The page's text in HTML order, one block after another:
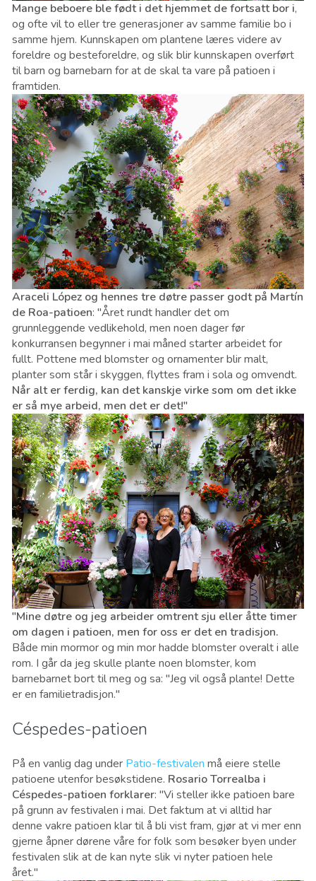
Mange beboere ble født i det hjemmet de fortsatt bor i,
og ofte vil to eller tre generasjoner av samme familie bo i
samme hjem. Kunnskapen om plantene læres videre av
foreldre og besteforeldre, og slik blir kunnskapen overført
til barn og barnebarn for at de skal ta vare på patioen i
framtiden.
Araceli López og hennes tre døtre passer godt på Martín
de Roa-patioen: "Året rundt handler det om
grunnleggende vedlikehold, men noen dager før
konkurransen begynner i mai måned starter arbeidet for
fullt. Pottene med blomster og ornamenter blir malt,
planter som står i skyggen, flyttes fram i sola og omvendt.
Når alt er ferdig, kan det kanskje virke som om det ikke
er så mye arbeid, men det er det!"
"Mine døtre og jeg arbeider omtrent sju eller åtte timer
om dagen i patioen, men for oss er det en tradisjon.
Både min mormor og min mor hadde blomster overalt i alle
rom. I går da jeg skulle plante noen blomster, kom
barnebarnet bort til meg og sa: "Jeg vil også plante! Dette
er en familietradisjon."
Céspedes-patioen
På en vanlig dag under Patio-festivalen må eiere stelle
patioene utenfor besøkstidene. Rosario Torrealba i
Céspedes-patioen forklarer: "Vi steller ikke patioen bare
på grunn av festivalen i mai. Det faktum at vi alltid har
denne vakre patioen klar til å bli vist fram, gjør at vi mer enn
gjerne åpner dørene våre for folk som besøker byen under
festivalen slik at de kan nyte slik vi nyter patioen hele
året."